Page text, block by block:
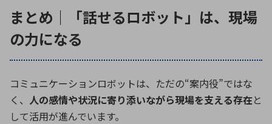
まとめ｜「話せるロボット」は、現場
の力になる
コミュニケーションロボットは、ただの“案内役”ではな
く、 人の感情や状況に寄り添いながら現場を支える存在と
して活用が進んでいます。